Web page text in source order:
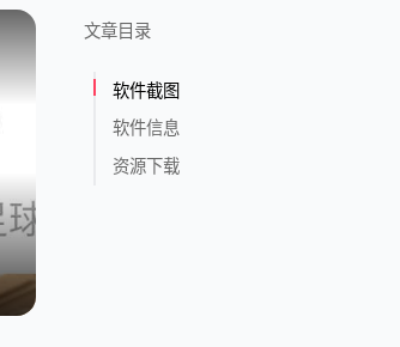
文章目录
软件截图
软件信息
资源下载